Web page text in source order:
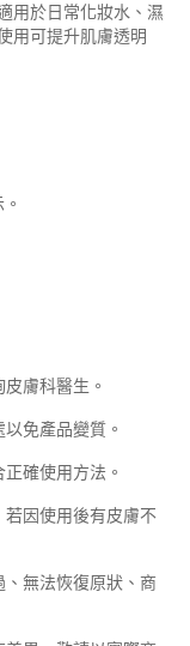
用於日常化妝水、濕
用可提升肌膚透明
膚科醫生。
免產品變質。
確使用方法。
若因使用後有皮膚不
、無法恢復原狀、商